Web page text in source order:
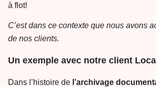
à flot!
C’est dans ce contexte que nous avons
de nos clients.
Un exemple avec notre client
Dans l’histoire de l’archivage